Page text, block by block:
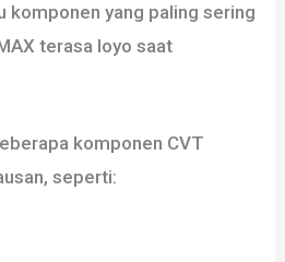
komponen yang paling sering
terasa loyo saat
komponen CVT
seperti: